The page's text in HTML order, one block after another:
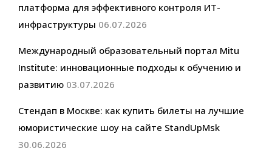
платформа для эффективного контроля ИТ-
инфраструктуры 06.07.2026
Международный образовательный портал Mitu
Institute: инновационные подходы к обучению и
развитию 03.07.2026
Стендап в Москве: как купить билеты на лучшие
юмористические шоу на сайте StandUpMsk
30.06.2026